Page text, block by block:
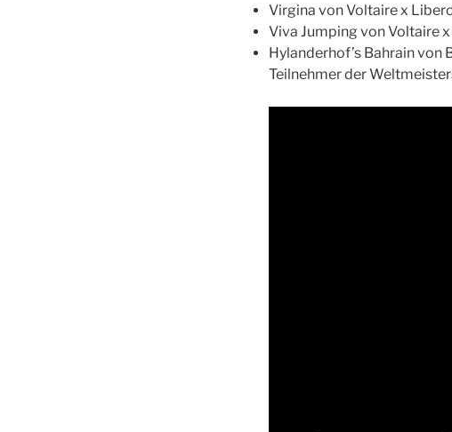
Virgina von Voltaire x
Viva Jumping von Voltaire
Hylanderhof’s Bahrain
Teilnehmer der